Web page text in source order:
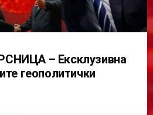
– Ексклузивна
геополитички